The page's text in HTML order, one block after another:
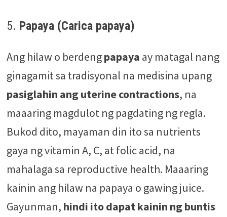
5. Papaya (Carica papaya)
Ang hilaw o berdengpapaya ay matagal nang
ginagamit sa tradisyonal na medisina upang
pasiglahin ang uterine contractions, na
maaaring magdulot ng pagdating ng regla.
Bukod dito, mayaman din ito sa nutrients
gaya ng vitamin A, C, at folic acid, na
mahalaga sa reproductive health. Maaaring
kainin ang hilaw na papaya o gawing juice.
Gayunman, hindi ito dapat kainin ng buntis